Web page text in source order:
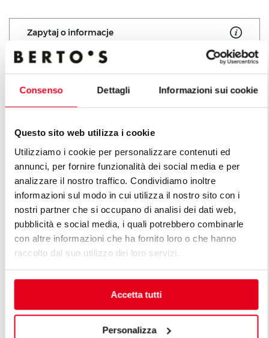
Consenso Dettagli Informazioni sui cookie
Questo sito web utilizza i cookie
Utilizziamo i cookie per personalizzare contenuti ed
annunci, per fornire funzionalità dei social media e per
analizzare il nostro traffico. Condividiamo inoltre
informazioni sul modo in cui utilizza il nostro sito con i
nostri partner che si occupano di analisi dei dati web,
pubblicità e social media, i quali potrebbero combinarle
con altre informazioni che ha fornito loro o che hanno
raccolto dal suo utilizzo dei loro servizi.
Accetta tutti
Personalizza
w zaledwie kilka minut proszkuje pozostałości po
gotowaniu. Rotacyjne rezystancje i łatwo
demontowane komponenty dla regularnych operacji
czyszczenia i konserwacji.
Wyciągane misy ze stali inox dla gromadzenia
pochodzących z gotowani tłuszczy i zbierania wody.
Zapytaj o informacje
Wszystkie produkty linii La
Cucina